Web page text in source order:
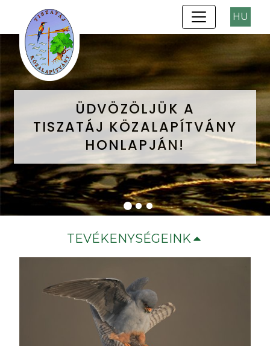
HU
ÜDVÖZÖLJÜK A
TISZATÁJ KÖZALAPÍTVÁNY
HONLAPJÁN!
ÜDVÖZÖLJÜK A
TISZATÁJ KÖZALAPÍTVÁNY
HONLAPJÁN!
ÜDVÖZÖLJÜK A
TISZATÁJ KÖZALAPÍTVÁNY
HONLAPJÁN!
TEVÉKENYSÉGEINK